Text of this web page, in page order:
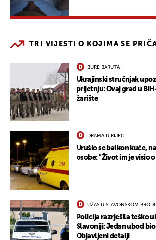
TRI VIJESTI O KOJIMA SE PRIČA
BURE BARUTA
Ukrajinski stručnjak
prijetnju: Ovaj grad u
žarište
DRAMA U RIJECI
Urušio se balkon kuće,
osobe: "Život im je visio
UŽAS U SLAVONSKOM
Policija razrješila teško
Slavoniji: Jedan ubod bio
Objavljeni detalji